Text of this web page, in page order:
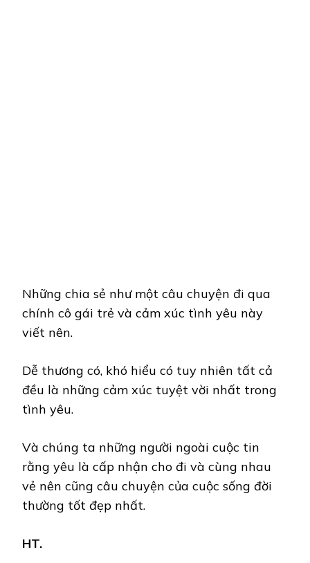
Những chia sẻ như một câu chuyện đi qua
chính cô gái trẻ và cảm xúc tình yêu này
viết nên.
Dễ thương có, khó hiểu có tuy nhiên tất cả
đều là những cảm xúc tuyệt vời nhất trong
tình yêu.
Và chúng ta những người ngoài cuộc tin
rằng yêu là cấp nhận cho đi và cùng nhau
vẻ nên cũng câu chuyện của cuộc sống đời
thường tốt đẹp nhất.
HT.